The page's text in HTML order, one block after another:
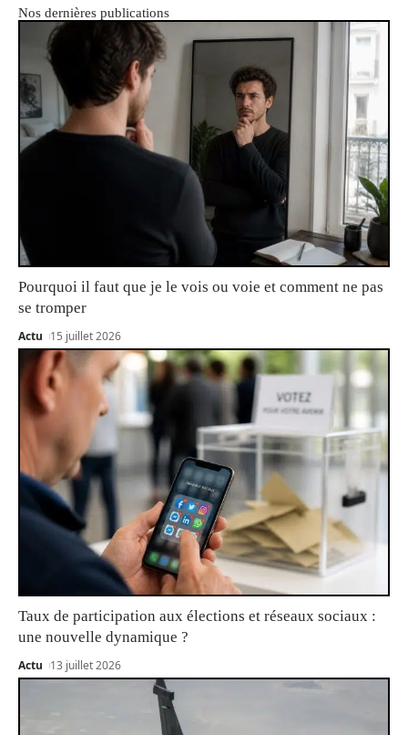
Nos dernières publications
Pourquoi il faut que je le vois ou voie et comment ne pas
se tromper
Actu 15 juillet 2026
Taux de participation aux élections et réseaux sociaux :
une nouvelle dynamique ?
Actu 13 juillet 2026